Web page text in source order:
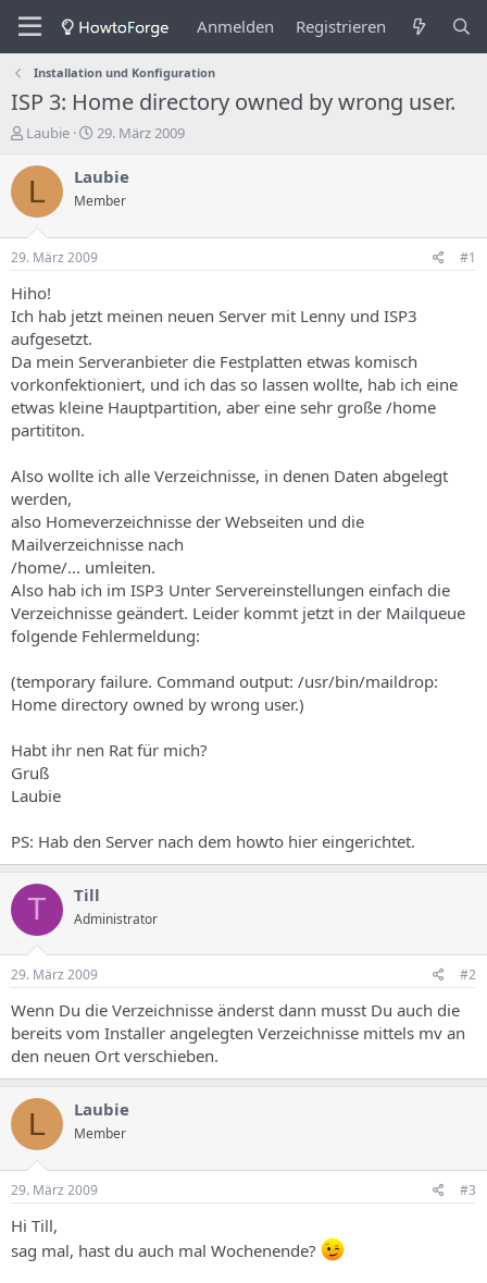
Anmelden Registrieren
Installation und Konfiguration
ISP 3: Home directory owned by wrong user.
E
s
e
e
r
d
e
s
T
h
e
m
Laubie
E
s
e
l
g
s
a
t
u
29. März 2009
L Laubie
Member
29. März 2009 #1
Hiho!
Ich hab jetzt meinen neuen Server mit Lenny und ISP3
aufgesetzt.
Da mein Serveranbieter die Festplatten etwas komisch
vorkonfektioniert, und ich das so lassen wollte, hab ich eine
etwas kleine Hauptpartition, aber eine sehr große /home
partititon.
Also wollte ich alle Verzeichnisse, in denen Daten abgelegt
werden,
also Homeverzeichnisse der Webseiten und die
Mailverzeichnisse nach
/home/... umleiten.
Also hab ich im ISP3 Unter Servereinstellungen einfach die
Verzeichnisse geändert. Leider kommt jetzt in der Mailqueue
folgende Fehlermeldung:
(temporary failure. Command output: /usr/bin/maildrop:
Home directory owned by wrong user.)
Habt ihr nen Rat für mich?
Gruß
Laubie
PS: Hab den Server nach dem howto hier eingerichtet.
T Till
Administrator
29. März 2009 #2
Wenn Du die Verzeichnisse änderst dann musst Du auch die
bereits vom Installer angelegten Verzeichnisse mittels mv an
den neuen Ort verschieben.
L Laubie
Member
29. März 2009 #3
Hi Till,
sag mal, hast du auch mal Wochenende?